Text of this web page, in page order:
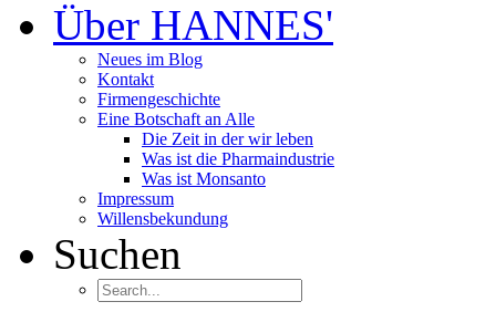
Über HANNES'
Neues im Blog
Kontakt
Firmengeschichte
Eine Botschaft an Alle
Die Zeit in der wir leben
Was ist die Pharmaindustrie
Was ist Monsanto
Impressum
Willensbekundung
Suchen